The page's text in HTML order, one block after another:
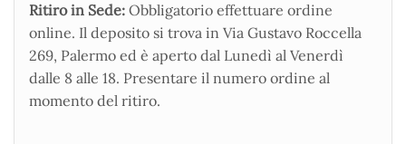
Ritiro in Sede: Obbligatorio effettuare ordine
online. Il deposito si trova in Via Gustavo Roccella
269, Palermo ed è aperto dal Lunedì al Venerdì
dalle 8 alle 18. Presentare il numero ordine al
momento del ritiro.